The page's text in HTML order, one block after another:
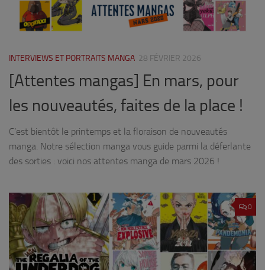
INTERVIEWS ET PORTRAITS MANGA 28 FÉVRIER 2026
[Attentes mangas] En mars, pour
les nouveautés, faites de la place !
C’est bientôt le printemps et la floraison de nouveautés
manga. Notre sélection manga vous guide parmi la déferlante
des sorties : voici nos attentes manga de mars 2026 !
0